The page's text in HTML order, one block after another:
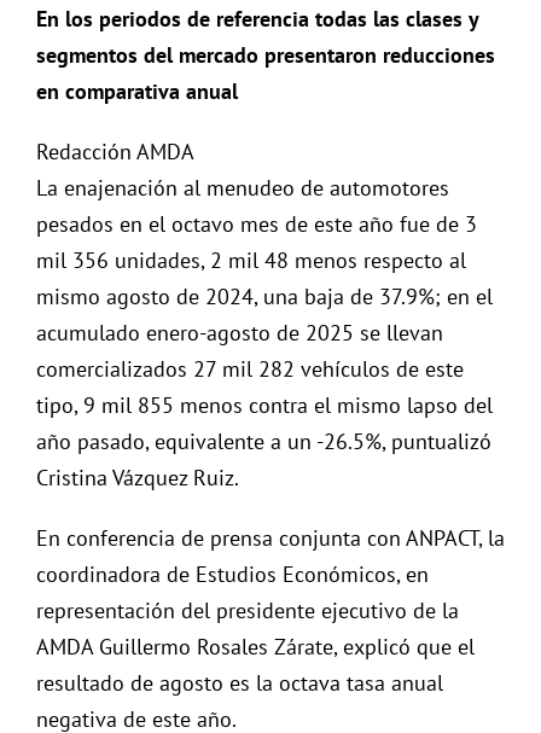
En los periodos de referencia todas las clases y
segmentos del mercado presentaron reducciones
en comparativa anual
Redacción AMDA
La enajenación al menudeo de automotores
pesados en el octavo mes de este año fue de 3
mil 356 unidades, 2 mil 48 menos respecto al
mismo agosto de 2024, una baja de 37.9%; en el
acumulado enero-agosto de 2025 se llevan
comercializados 27 mil 282 vehículos de este
tipo, 9 mil 855 menos contra el mismo lapso del
año pasado, equivalente a un -26.5%, puntualizó
Cristina Vázquez Ruiz.
En conferencia de prensa conjunta con ANPACT, la
coordinadora de Estudios Económicos, en
representación del presidente ejecutivo de la
AMDA Guillermo Rosales Zárate, explicó que el
resultado de agosto es la octava tasa anual
negativa de este año.